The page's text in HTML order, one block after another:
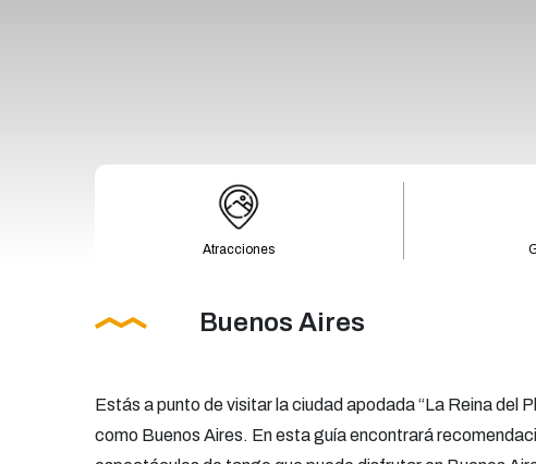
Atracciones
Buenos Aires
Estás a punto de visitar la ciudad apodada “La Reina del
como Buenos Aires. En esta guía encontrará